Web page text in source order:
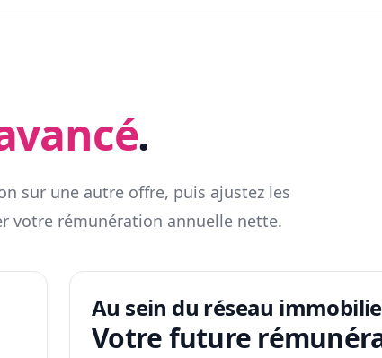
.
sur une autre offre, puis ajustez les
votre rémunération annuelle nette.
Au sein du réseau
Votre future